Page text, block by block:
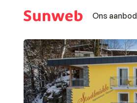
Ons aanbod